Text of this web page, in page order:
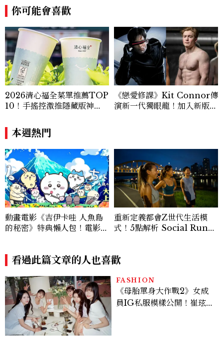
你可能會喜歡
2026清心福全菜單推薦TOP
10！手搖控激推隱藏版神
《戀愛修課》Kit Connor傳
演新一代獨眼龍！加入新版
本週熱門
動畫電影《吉伊卡哇 人魚島
的秘密》特典懶人包！電影劇
重新定義都會Z世代生活模
式！5點解析 Social Run夜
看過此篇文章的人也喜歡
FASHION
《母胎單身大作戰2》女成
員IG私服模樣公開！崔玹諝